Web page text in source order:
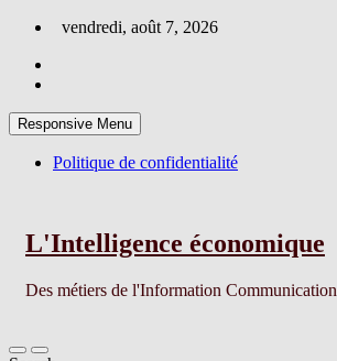
Skip
content
vendredi, août 7, 2026
Responsive Menu
Politique de confidentialité
L'Intelligence économique
Des métiers de l'Information Communication